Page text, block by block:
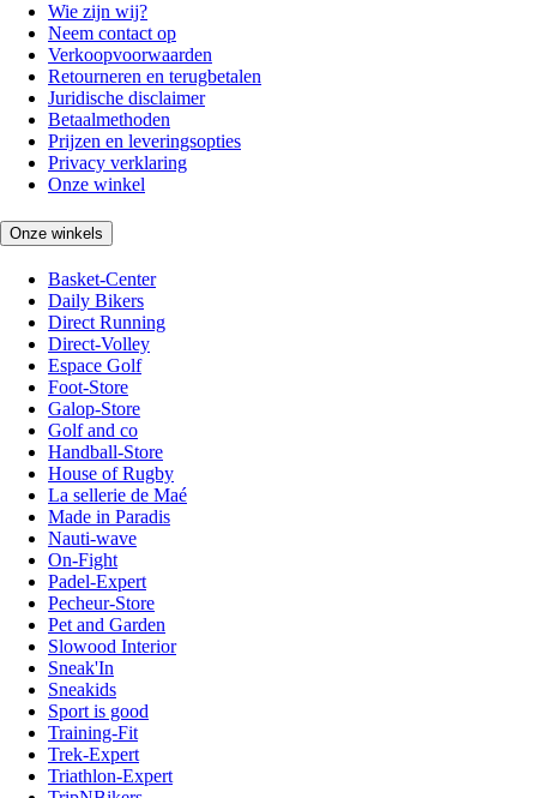
Wie zijn wij?
Neem contact op
Verkoopvoorwaarden
Retourneren en terugbetalen
Juridische disclaimer
Betaalmethoden
Prijzen en leveringsopties
Privacy verklaring
Onze winkel
Onze winkels
Basket-Center
Daily Bikers
Direct Running
Direct-Volley
Espace Golf
Foot-Store
Galop-Store
Golf and co
Handball-Store
House of Rugby
La sellerie de Maé
Made in Paradis
Nauti-wave
On-Fight
Padel-Expert
Pecheur-Store
Pet and Garden
Slowood Interior
Sneak'In
Sneakids
Sport is good
Training-Fit
Trek-Expert
Triathlon-Expert